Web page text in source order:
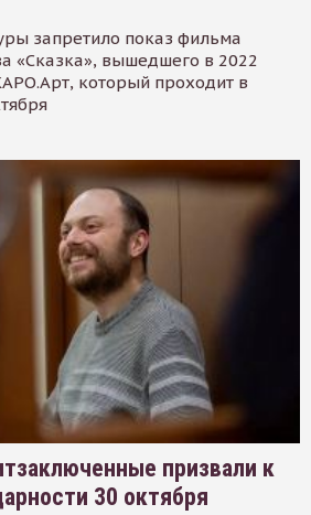
запретило показ фильма
«Сказка», вышедшего в 2022
который проходит в
призвали к
30 октября